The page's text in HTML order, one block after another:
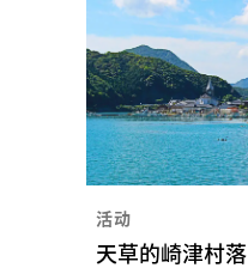
活动
天草的崎津村落